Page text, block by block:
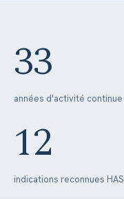
33
années d'activité continue
12
indications reconnues HAS